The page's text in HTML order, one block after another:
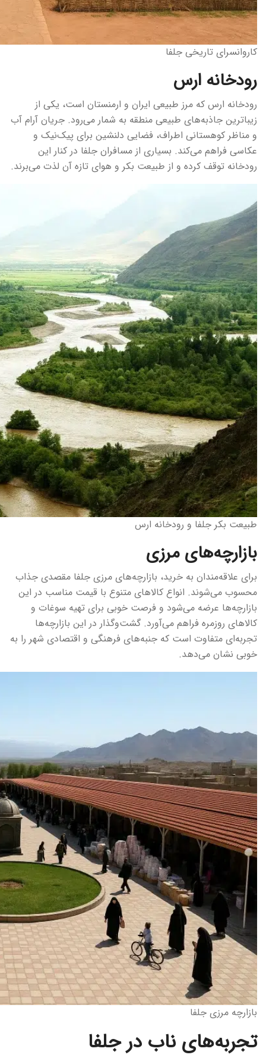
کاروانسرای تاریخی جلفا
رودخانه ارس
رودخانه ارس که مرز طبیعی ایران و ارمنستان است، یکی از
زیباترین جاذبه‌های طبیعی منطقه به شمار می‌رود. جریان آرام آب
و مناظر کوهستانی اطراف، فضایی دلنشین برای پیک‌نیک و
عکاسی فراهم می‌کند. بسیاری از مسافران جلفا در کنار این
رودخانه توقف کرده و از طبیعت بکر و هوای تازه آن لذت می‌برند.
طبیعت بکر جلفا و رودخانه ارس
بازارچه‌های مرزی
برای علاقه‌مندان به خرید، بازارچه‌های مرزی جلفا مقصدی جذاب
محسوب می‌شوند. انواع کالاهای متنوع با قیمت مناسب در این
بازارچه‌ها عرضه می‌شود و فرصت خوبی برای تهیه سوغات و
کالاهای روزمره فراهم می‌آورد. گشت‌وگذار در این بازارچه‌ها
تجربه‌ای متفاوت است که جنبه‌های فرهنگی و اقتصادی شهر را به
خوبی نشان می‌دهد.
بازارچه مرزی جلفا
تجربه‌های ناب در جلفا